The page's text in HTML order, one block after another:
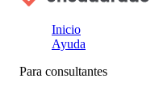
Inicio
Ayuda
Para consultantes